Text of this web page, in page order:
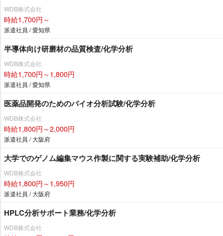
WDB株式会社
時給1,700円～
派遣社員 / 愛知県
半導体向け研磨材の品質検査/化学分析
WDB株式会社
時給1,700円～1,800円
派遣社員 / 愛知県
医薬品開発のためのバイオ分析試験/化学分析
WDB株式会社
時給1,800円～2,000円
派遣社員 / 大阪府
大学でのゲノム編集マウス作製に関する実験補助/化学分析
WDB株式会社
時給1,800円～1,950円
派遣社員 / 大阪府
HPLC分析サポート業務/化学分析
WDB株式会社